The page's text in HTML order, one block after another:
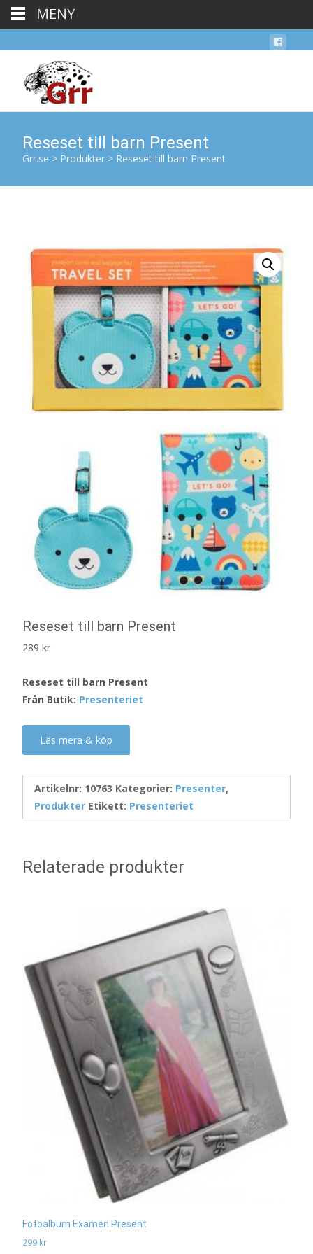
Reseset till barn Present
Grr.se > Produkter > Reseset till barn Present
Reseset till barn Present
289 kr
Reseset till barn Present
Från Butik: Presenteriet
Läs mera & köp
Artikelnr: 10763 Kategorier: Presenter,
Produkter Etikett: Presenteriet
Relaterade produkter
Fotoalbum Examen Present
299 kr
MENY